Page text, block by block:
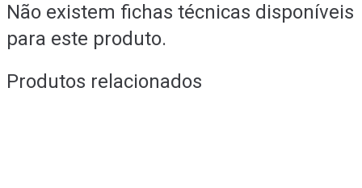
019)
RF:
Não existem fichas técnicas disponíveis
para este produto.
Produtos relacionados